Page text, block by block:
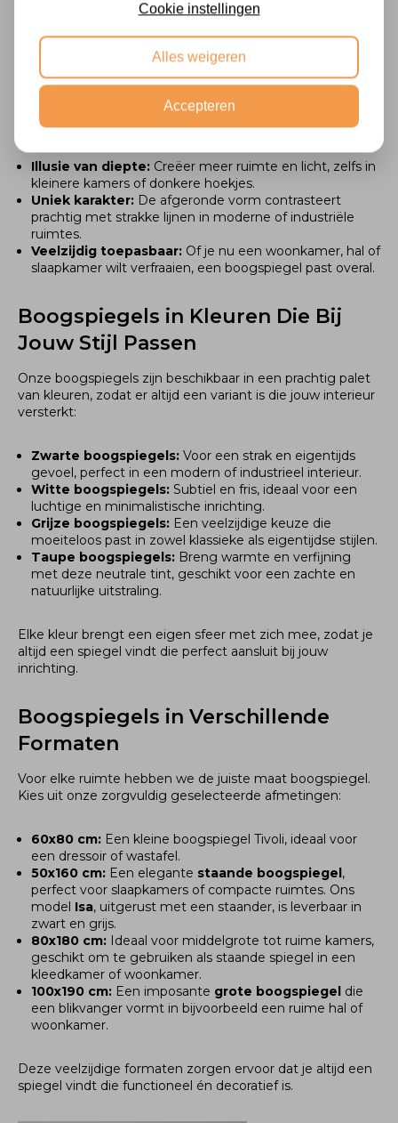
Een boogspiegel is niet zomaar een spiegel. Deze unieke
ontwerpen bieden een stijlvolle twist en hebben tal van
voordelen:
Illusie van diepte: Creëer meer ruimte en licht, zelfs in
kleinere kamers of donkere hoekjes.
Uniek karakter: De afgeronde vorm contrasteert
prachtig met strakke lijnen in moderne of industriële
ruimtes.
Veelzijdig toepasbaar: Of je nu een woonkamer, hal of
slaapkamer wilt verfraaien, een boogspiegel past overal.
Boogspiegels in Kleuren Die Bij
Jouw Stijl Passen
Onze boogspiegels zijn beschikbaar in een prachtig palet
van kleuren, zodat er altijd een variant is die jouw interieur
versterkt:
Zwarte boogspiegels: Voor een strak en eigentijds
gevoel, perfect in een modern of industrieel interieur.
Witte boogspiegels: Subtiel en fris, ideaal voor een
luchtige en minimalistische inrichting.
Grijze boogspiegels: Een veelzijdige keuze die
moeiteloos past in zowel klassieke als eigentijdse stijlen.
Taupe boogspiegels: Breng warmte en verfijning
met deze neutrale tint, geschikt voor een zachte en
natuurlijke uitstraling.
Elke kleur brengt een eigen sfeer met zich mee, zodat je
altijd een spiegel vindt die perfect aansluit bij jouw
inrichting.
Boogspiegels in Verschillende
Formaten
Voor elke ruimte hebben we de juiste maat boogspiegel.
Kies uit onze zorgvuldig geselecteerde afmetingen:
60x80 cm: Een kleine boogspiegel Tivoli, ideaal voor
een dressoir of wastafel.
50x160 cm: Een elegante staande boogspiegel ,
perfect voor slaapkamers of compacte ruimtes. Ons
model Isa, uitgerust met een staander, is leverbaar in
zwart en grijs.
80x180 cm: Ideaal voor middelgrote tot ruime kamers,
geschikt om te gebruiken als staande spiegel in een
kleedkamer of woonkamer.
100x190 cm: Een imposante grote boogspiegel die
een blikvanger vormt in bijvoorbeeld een ruime hal of
woonkamer.
Deze veelzijdige formaten zorgen ervoor dat je altijd een
spiegel vindt die functioneel én decoratief is.
Cookie instellingen
Alles weigeren
Accepteren